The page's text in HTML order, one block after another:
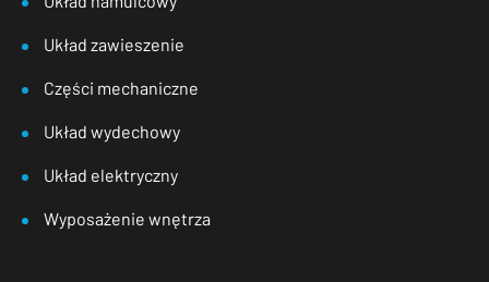
Układ zawieszenie
Części mechaniczne
Układ wydechowy
Układ elektryczny
Wyposażenie wnętrza